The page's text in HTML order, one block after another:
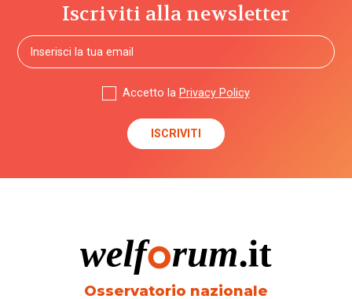
Iscriviti alla newsletter
Accetto la Privacy Policy
Osservatorio nazionale